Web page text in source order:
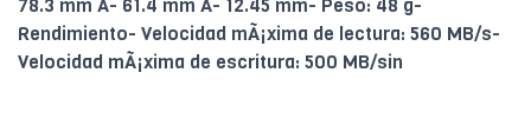
78.3 mm Ã- 61.4 mm Ã- 12.45 mm- Peso: 48 g-
Rendimiento- Velocidad mÃ¡xima de lectura: 560 MB/s-
Velocidad mÃ¡xima de escritura: 500 MB/sin